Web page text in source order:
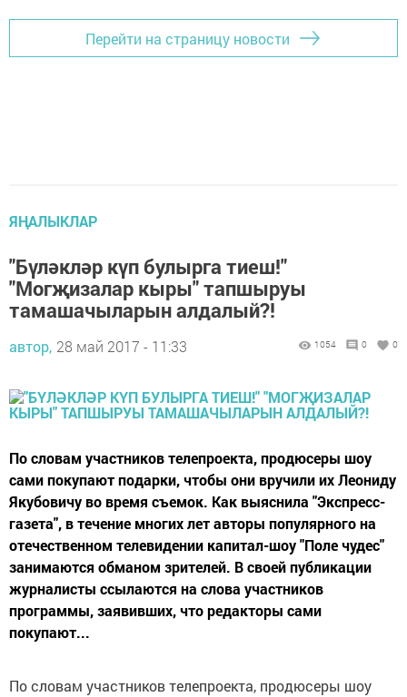
Перейти на страницу новости
ЯҢАЛЫКЛАР
"Бүләкләр күп булырга тиеш!"
"Могҗизалар кыры" тапшыруы
тамашачыларын алдалый?!
автор, 28 май 2017 - 11:33 1054 0 0
По словам участников телепроекта, продюсеры шоу
сами покупают подарки, чтобы они вручили их Леониду
Якубовичу во время съемок. Как выяснила "Экспресс-
газета", в течение многих лет авторы популярного на
отечественном телевидении капитал-шоу "Поле чудес"
занимаются обманом зрителей. В своей публикации
журналисты ссылаются на слова участников
программы, заявивших, что редакторы сами
покупают...
По словам участников телепроекта, продюсеры шоу